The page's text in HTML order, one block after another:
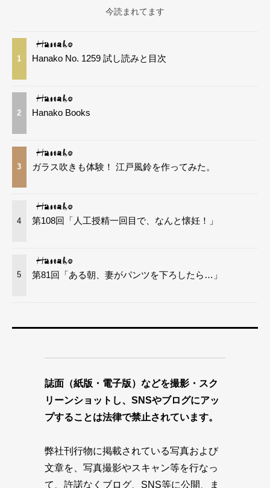
今読まれてます
1 Hanako No. 1259 試し読みと目次
2 Hanako Books
3 ガラス吹きも体験！ 江戸風鈴を作ってみた。
4 第108回「人工授精一回目で、なんと懐妊！」
5 第81回「ある朝、妻がパンツを下ろしたら…」
誌面（紙版・電子版）などを撮影・スク
リーンショットし、SNSやブログにアッ
プすることは法律で禁止されています。
弊社刊行物に掲載されている写真および
文章を、写真撮影やスキャン等を行なっ
て、許諾なくブログ、SNS等に公開、ま